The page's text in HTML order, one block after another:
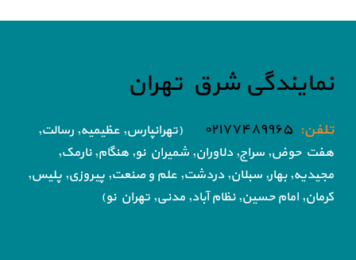
نمایندگی شرق تهران
تلفن: ۰۲۱۷۷۴۸۹۹۶۵
(تهرانپارس, عظیمیه, رسالت,
هفت حوض, سراج, دلاوران, شمیران نو, هنگام, نارمک,
مجیدیه, بهار, سبلان, دردشت, علم و صنعت, پیروزی, پلیس,
کرمان, امام حسین, نظام آباد, مدنی, تهران نو)